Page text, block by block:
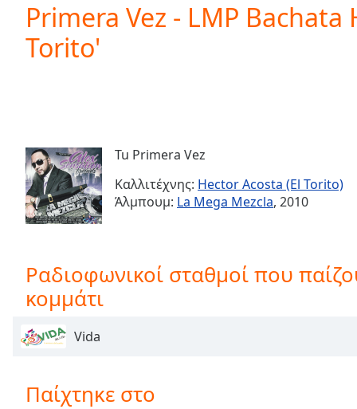
Current
Time0:00
Duration-:-
TypeLIVE
Seek to
live,
currently
behind
LIVE
Remaining
Rate
Chapters
Primera Vez - LMP Bachata
Torito'
Tu Primera Vez
Καλλιτέχνης: Hector Acosta (El Torito)
Άλμπουμ: La Mega Mezcla, 2010
Ραδιοφωνικοί σταθμοί που
κομμάτι
Vida
Παίχτηκε στο